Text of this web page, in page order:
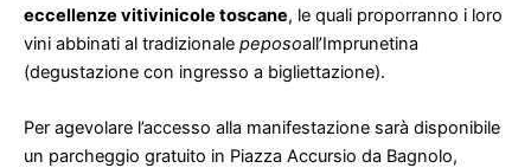
eccellenze vitivinicole toscane, le quali proporranno i loro
vini abbinati al tradizionale peposoall’Imprunetina
(degustazione con ingresso a bigliettazione).
Per agevolare l’accesso alla manifestazione sarà disponibile
un parcheggio gratuito in Piazza Accursio da Bagnolo,